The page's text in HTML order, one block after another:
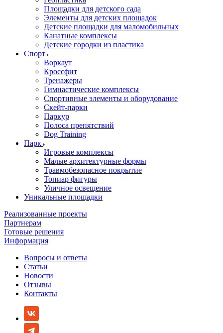
Площадки для детского сада
Элементы для детских площадок
Детские площадки для маломобильных
Канатные комплексы
Детские городки из пластика
Спорт
Воркаут
Кроссфит
Тренажеры
Гимнастические комплексы
Спортивные элементы и оборудование
Скейт-парки
Паркур
Полоса препятствий
Dog Training
Парк
Игровые комплексы
Малые архитектурные формы
Травмобезопасное покрытие
Топиар фигуры
Уличное освещение
Уникальные площадки
Реализованные проекты
Партнерам
Готовые решения
Информация
Вопросы и ответы
Статьи
Новости
Отзывы
Контакты